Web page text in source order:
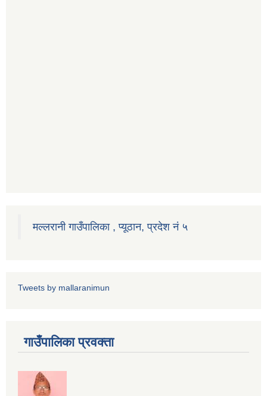
मल्लरानी गाउँपालिका , प्यूठान, प्रदेश नं ५
Tweets by mallaranimun
गाउँपालिका प्रवक्ता